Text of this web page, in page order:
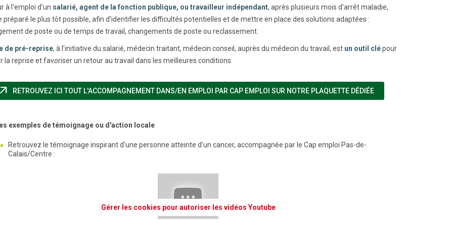
à l'emploi d'un salarié, agent de la fonction publique, ou travailleur indépendant, après plusieurs mois d'arrêt maladie,
préparé le plus tôt possible, afin d’identifier les difficultés potentielles et de mettre en place des solutions adaptées :
de poste ou de temps de travail, changements de poste ou reclassement.
de pré-reprise, à l’initiative du salarié, médecin traitant, médecin conseil, auprès du médecin du travail, est un outil clépour
la reprise et favoriser un retour au travail dans les meilleures conditions.
arrow_outward RETROUVEZ ICI TOUT L'ACCOMPAGNEMENT DANS/EN EMPLOI PAR CAP EMPLOI SUR NOTRE PLAQUETTE DÉDIÉE(NOUVELLE FENÊTRE)
exemples de témoignage ou d'action locale
Retrouvez le témoignage inspirant d'une personne atteinte d'un cancer, accompagnée par le Cap emploi Pas-de-
Calais/Centre :
Gérer les cookies pour autoriser les vidéos Youtube